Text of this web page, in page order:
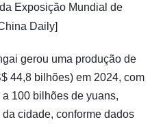
Exposição Mundial de
Daily]
gerou uma produção de
44,8 bilhões) em 2024, com
100 bilhões de yuans,
cidade, conforme dados